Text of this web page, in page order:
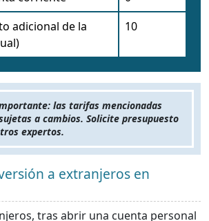
adicional de la
10
las tarifas mencionadas
a cambios. Solicite presupuesto
expertos.
a extranjeros en
tras abrir una cuenta personal